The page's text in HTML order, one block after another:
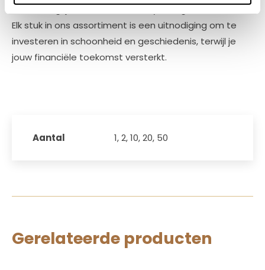
Elk stuk in ons assortiment is een uitnodiging om te
investeren in schoonheid en geschiedenis, terwijl je
jouw financiële toekomst versterkt.
Aantal 1, 2, 10, 20, 50
Gerelateerde producten